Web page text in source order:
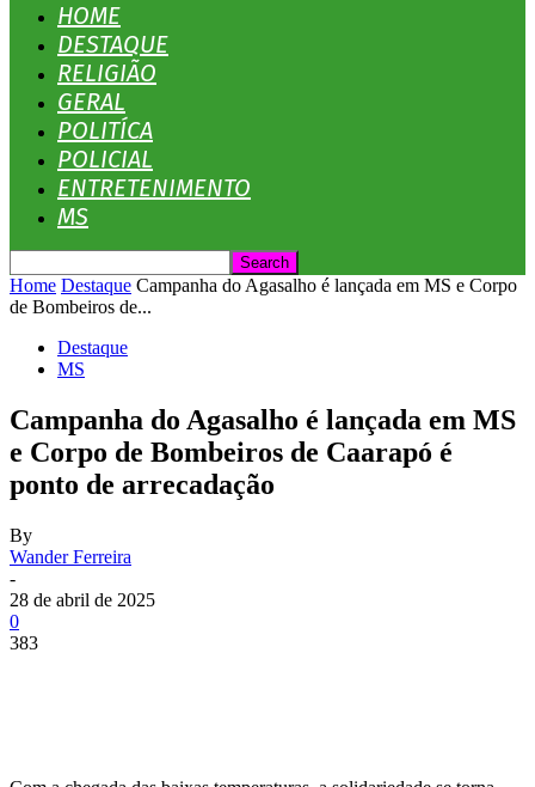
HOME
DESTAQUE
RELIGIÃO
GERAL
POLITÍCA
POLICIAL
ENTRETENIMENTO
MS
Home Destaque Campanha do Agasalho é lançada em MS e Corpo
de Bombeiros de...
Destaque
MS
Campanha do Agasalho é lançada em MS
e Corpo de Bombeiros de Caarapó é
ponto de arrecadação
By
Wander Ferreira
-
28 de abril de 2025
0
383